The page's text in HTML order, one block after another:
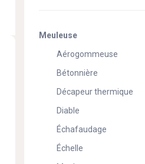
Meuleuse
Aérogommeuse
Bétonnière
Décapeur thermique
Diable
Échafaudage
Échelle